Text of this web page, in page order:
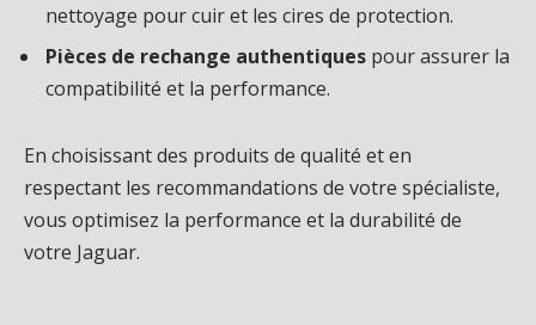
nettoyage pour cuir et les cires de protection.
Pièces de rechange authentiques pour assurer la
compatibilité et la performance.
En choisissant des produits de qualité et en
respectant les recommandations de votre spécialiste,
vous optimisez la performance et la durabilité de
votre Jaguar.